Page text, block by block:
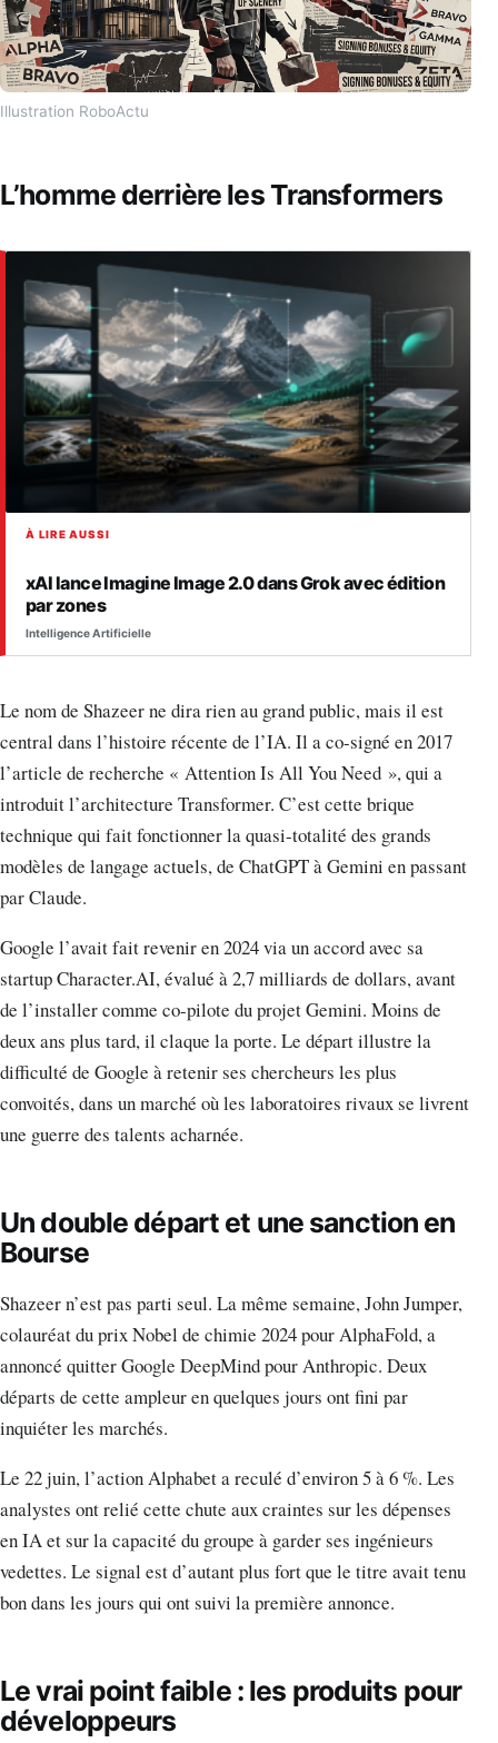
Illustration RoboActu
L’homme derrière les Transformers
À LIRE AUSSI
xAI lance Imagine Image 2.0 dans Grok avec édition
par zones
Intelligence Artificielle
Le nom de Shazeer ne dira rien au grand public, mais il est
central dans l’histoire récente de l’IA. Il a co-signé en 2017
l’article de recherche « Attention Is All You Need », qui a
introduit l’architecture Transformer. C’est cette brique
technique qui fait fonctionner la quasi-totalité des grands
modèles de langage actuels, de ChatGPT à Gemini en passant
par Claude.
Google l’avait fait revenir en 2024 via un accord avec sa
startup Character.AI, évalué à 2,7 milliards de dollars, avant
de l’installer comme co-pilote du projet Gemini. Moins de
deux ans plus tard, il claque la porte. Le départ illustre la
difficulté de Google à retenir ses chercheurs les plus
convoités, dans un marché où les laboratoires rivaux se livrent
une guerre des talents acharnée.
Un double départ et une sanction en
Bourse
Shazeer n’est pas parti seul. La même semaine, John Jumper,
colauréat du prix Nobel de chimie 2024 pour AlphaFold, a
annoncé quitter Google DeepMind pour Anthropic. Deux
départs de cette ampleur en quelques jours ont fini par
inquiéter les marchés.
Le 22 juin, l’action Alphabet a reculé d’environ 5 à 6 %. Les
analystes ont relié cette chute aux craintes sur les dépenses
en IA et sur la capacité du groupe à garder ses ingénieurs
vedettes. Le signal est d’autant plus fort que le titre avait tenu
bon dans les jours qui ont suivi la première annonce.
Le vrai point faible : les produits pour
développeurs